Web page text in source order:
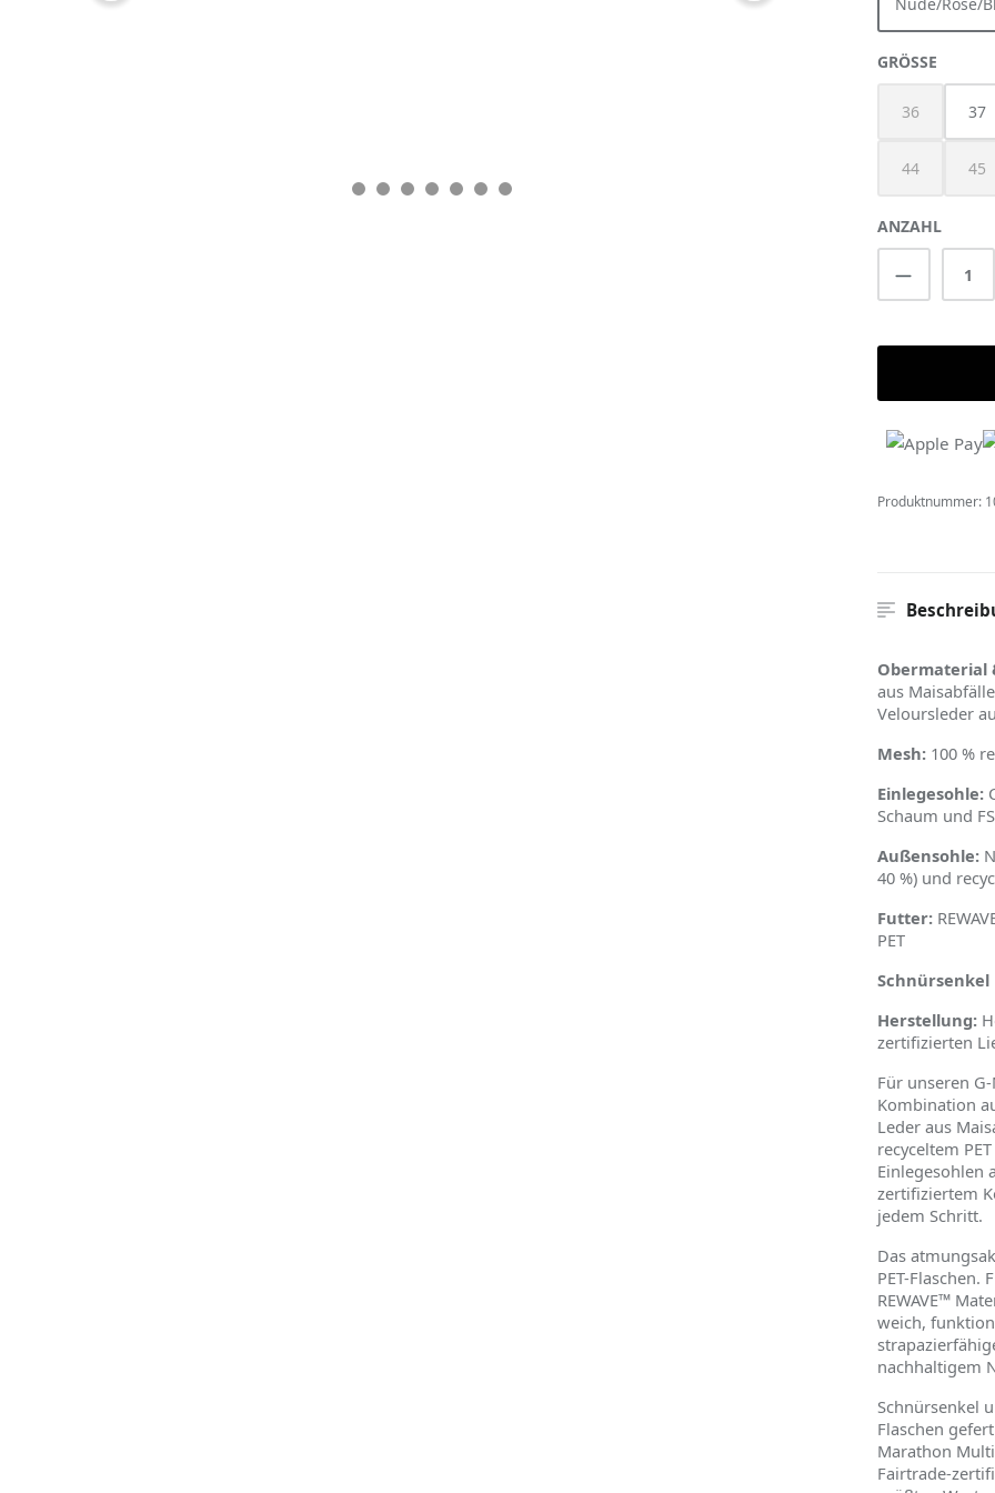
GRÖSSE
36
(Diese
37
44
(Diese
45
ANZAHL
Produktnummer:
Obermaterial
aus
Veloursleder
Mesh:100 %
Einlegesohle:
Schaum und
Außensohle:
40 %) und
Futter:
PET
Herstellung:
zertifizierten
Für unseren
Kombination
Leder aus
recyceltem
Einlegesohlen
zertifiziertem
jedem Schritt.
Das
PET-
REWAVE™
weich,
nachhaltigem
Schnürsenkel
Flaschen
Marathon
Fairtrade-